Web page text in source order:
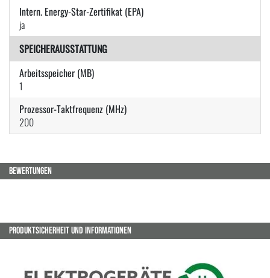
Intern. Energy-Star-Zertifikat (EPA)
ja
SPEICHERAUSSTATTUNG
Arbeitsspeicher (MB)
1
Prozessor-Taktfrequenz (MHz)
200
BEWERTUNGEN
PRODUKTSICHERHEIT UND INFORMATIONEN